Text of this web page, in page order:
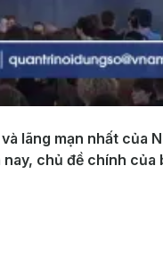
lãng mạn nhất của
chủ đề chính